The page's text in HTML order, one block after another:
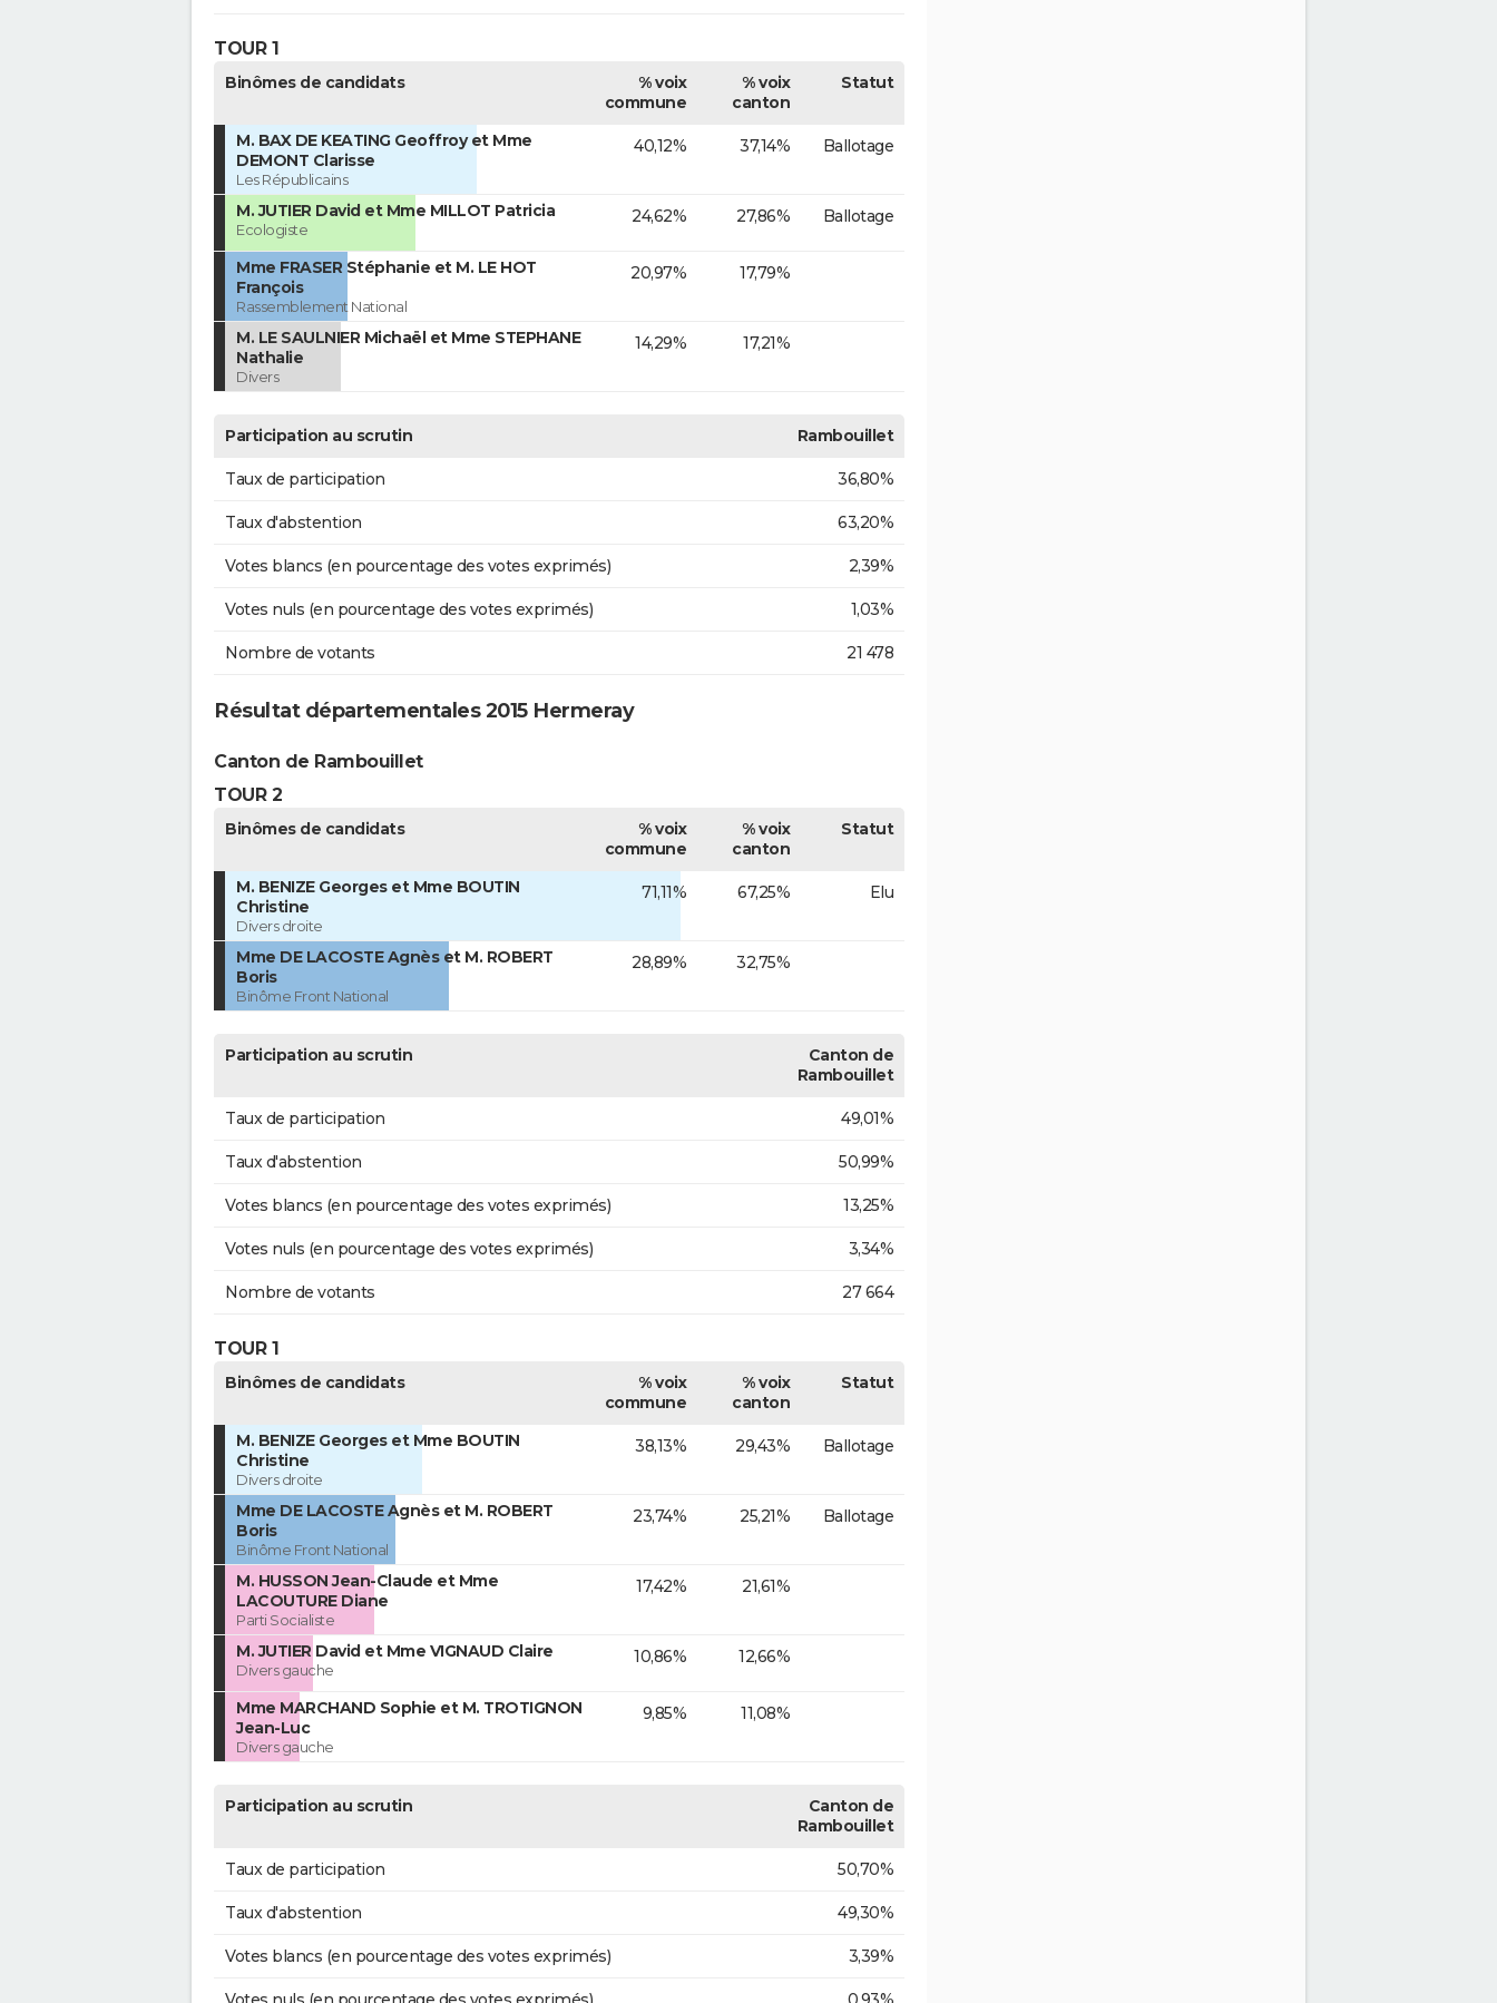
TOUR 1
Binômes de candidats
% voix
commune
% voix
canton
Statut
M. BAX DE KEATING Geoffroy et Mme
DEMONT Clarisse
Les Républicains
40,12% 37,14% Ballotage
M. JUTIER David et Mme MILLOT Patricia
Ecologiste
24,62% 27,86% Ballotage
Mme FRASER Stéphanie et M. LE HOT
François
Rassemblement National
20,97% 17,79%
M. LE SAULNIER Michaël et Mme STEPHANE
Nathalie
Divers
14,29% 17,21%
Participation au scrutin Rambouillet
Taux de participation 36,80%
Taux d'abstention 63,20%
Votes blancs (en pourcentage des votes exprimés) 2,39%
Votes nuls (en pourcentage des votes exprimés) 1,03%
Nombre de votants 21 478
Résultat départementales 2015 Hermeray
Canton de Rambouillet
TOUR 2
Binômes de candidats
% voix
commune
% voix
canton
Statut
M. BENIZE Georges et Mme BOUTIN
Christine
Divers droite
71,11% 67,25% Elu
Mme DE LACOSTE Agnès et M. ROBERT
Boris
Binôme Front National
28,89% 32,75%
Participation au scrutin
Canton de
Rambouillet
Taux de participation 49,01%
Taux d'abstention 50,99%
Votes blancs (en pourcentage des votes exprimés) 13,25%
Votes nuls (en pourcentage des votes exprimés) 3,34%
Nombre de votants 27 664
TOUR 1
Binômes de candidats
% voix
commune
% voix
canton
Statut
M. BENIZE Georges et Mme BOUTIN
Christine
Divers droite
38,13% 29,43% Ballotage
Mme DE LACOSTE Agnès et M. ROBERT
Boris
Binôme Front National
23,74% 25,21% Ballotage
M. HUSSON Jean-Claude et Mme
LACOUTURE Diane
Parti Socialiste
17,42% 21,61%
M. JUTIER David et Mme VIGNAUD Claire
Divers gauche
10,86% 12,66%
Mme MARCHAND Sophie et M. TROTIGNON
Jean-Luc
Divers gauche
9,85% 11,08%
Participation au scrutin
Canton de
Rambouillet
Taux de participation 50,70%
Taux d'abstention 49,30%
Votes blancs (en pourcentage des votes exprimés) 3,39%